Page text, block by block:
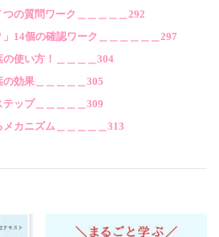
の質問ワーク＿＿＿＿＿292
14個の確認ワーク＿＿＿＿＿＿297
使い方！＿＿＿＿304
効果＿＿＿＿＿305
ップ＿＿＿＿＿309
カニズム＿＿＿＿＿313